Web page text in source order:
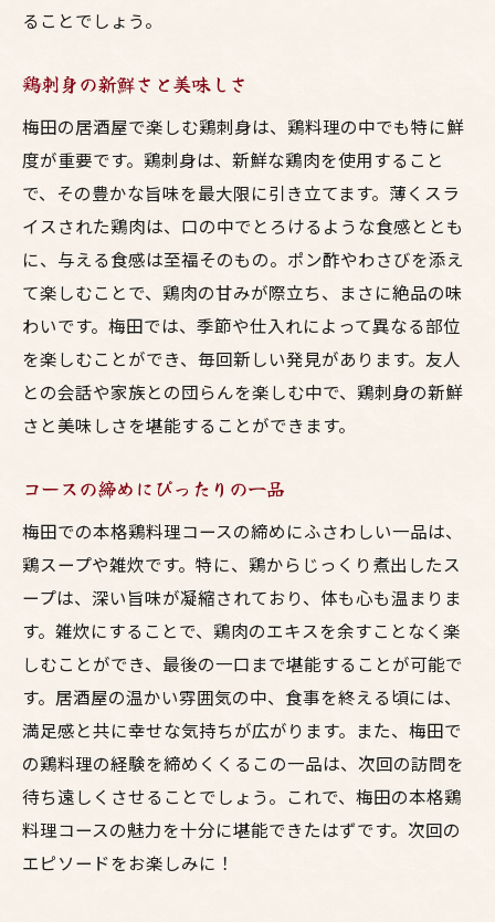
ることでしょう。
鶏刺身の新鮮さと美味しさ
梅田の居酒屋で楽しむ鶏刺身は、鶏料理の中でも特に鮮
度が重要です。鶏刺身は、新鮮な鶏肉を使用すること
で、その豊かな旨味を最大限に引き立てます。薄くスラ
イスされた鶏肉は、口の中でとろけるような食感ととも
に、与える食感は至福そのもの。ポン酢やわさびを添え
て楽しむことで、鶏肉の甘みが際立ち、まさに絶品の味
わいです。梅田では、季節や仕入れによって異なる部位
を楽しむことができ、毎回新しい発見があります。友人
との会話や家族との団らんを楽しむ中で、鶏刺身の新鮮
さと美味しさを堪能することができます。
コースの締めにぴったりの一品
梅田での本格鶏料理コースの締めにふさわしい一品は、
鶏スープや雑炊です。特に、鶏からじっくり煮出したス
ープは、深い旨味が凝縮されており、体も心も温まりま
す。雑炊にすることで、鶏肉のエキスを余すことなく楽
しむことができ、最後の一口まで堪能することが可能で
す。居酒屋の温かい雰囲気の中、食事を終える頃には、
満足感と共に幸せな気持ちが広がります。また、梅田で
の鶏料理の経験を締めくくるこの一品は、次回の訪問を
待ち遠しくさせることでしょう。これで、梅田の本格鶏
料理コースの魅力を十分に堪能できたはずです。次回の
エピソードをお楽しみに！